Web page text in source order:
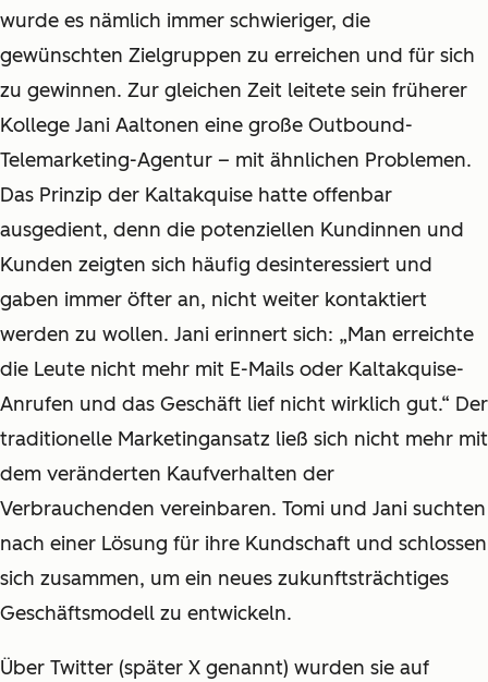
wurde es nämlich immer schwieriger, die
gewünschten Zielgruppen zu erreichen und für sich
zu gewinnen. Zur gleichen Zeit leitete sein früherer
Kollege Jani Aaltonen eine große Outbound-
Telemarketing-Agentur – mit ähnlichen Problemen.
Das Prinzip der Kaltakquise hatte offenbar
ausgedient, denn die potenziellen Kundinnen und
Kunden zeigten sich häufig desinteressiert und
gaben immer öfter an, nicht weiter kontaktiert
werden zu wollen. Jani erinnert sich: „Man erreichte
die Leute nicht mehr mit E-Mails oder Kaltakquise-
Anrufen und das Geschäft lief nicht wirklich gut.“ Der
traditionelle Marketingansatz ließ sich nicht mehr mit
dem veränderten Kaufverhalten der
Verbrauchenden vereinbaren. Tomi und Jani suchten
nach einer Lösung für ihre Kundschaft und schlossen
sich zusammen, um ein neues zukunftsträchtiges
Geschäftsmodell zu entwickeln.
Über Twitter (später X genannt) wurden sie auf